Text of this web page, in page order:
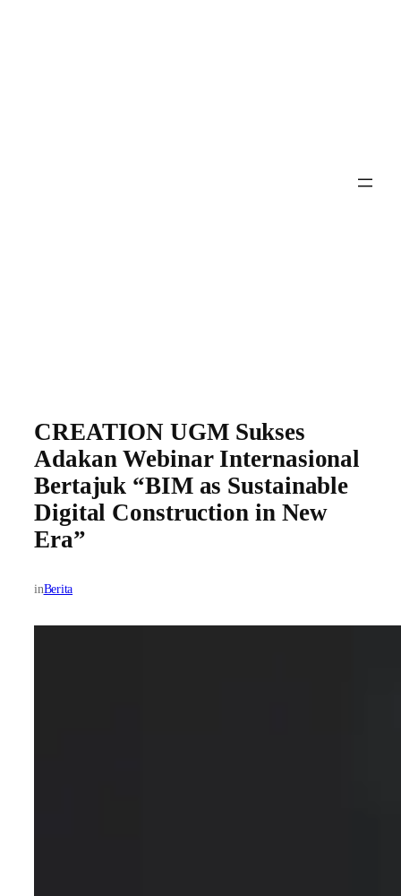
CREATION UGM Sukses
Adakan Webinar Internasional
Bertajuk “BIM as Sustainable
Digital Construction in New
Era”
inBerita